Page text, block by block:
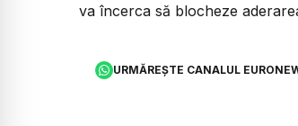
va încerca să blocheze
URMĂREȘTE CANALUL